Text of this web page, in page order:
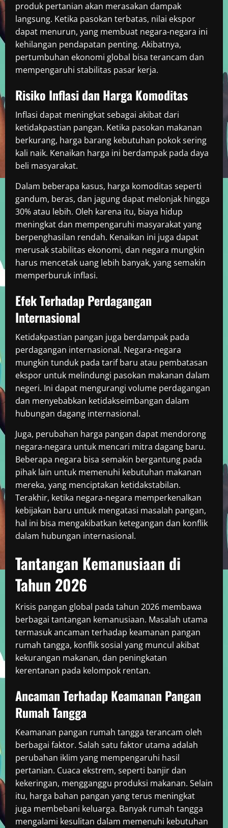
produk pertanian akan merasakan dampak
langsung. Ketika pasokan terbatas, nilai ekspor
dapat menurun, yang membuat negara-negara ini
kehilangan pendapatan penting. Akibatnya,
pertumbuhan ekonomi global bisa terancam dan
mempengaruhi stabilitas pasar kerja.
Risiko Inflasi dan Harga Komoditas
Inflasi dapat meningkat sebagai akibat dari
ketidakpastian pangan. Ketika pasokan makanan
berkurang, harga barang kebutuhan pokok sering
kali naik. Kenaikan harga ini berdampak pada daya
beli masyarakat.
Dalam beberapa kasus, harga komoditas seperti
gandum, beras, dan jagung dapat melonjak hingga
30% atau lebih. Oleh karena itu, biaya hidup
meningkat dan mempengaruhi masyarakat yang
berpenghasilan rendah. Kenaikan ini juga dapat
merusak stabilitas ekonomi, dan negara mungkin
harus mencetak uang lebih banyak, yang semakin
memperburuk inflasi.
Efek Terhadap Perdagangan
Internasional
Ketidakpastian pangan juga berdampak pada
perdagangan internasional. Negara-negara
mungkin tunduk pada tarif baru atau pembatasan
ekspor untuk melindungi pasokan makanan dalam
negeri. Ini dapat mengurangi volume perdagangan
dan menyebabkan ketidakseimbangan dalam
hubungan dagang internasional.
Juga, perubahan harga pangan dapat mendorong
negara-negara untuk mencari mitra dagang baru.
Beberapa negara bisa semakin bergantung pada
pihak lain untuk memenuhi kebutuhan makanan
mereka, yang menciptakan ketidakstabilan.
Terakhir, ketika negara-negara memperkenalkan
kebijakan baru untuk mengatasi masalah pangan,
hal ini bisa mengakibatkan ketegangan dan konflik
dalam hubungan internasional.
Tantangan Kemanusiaan di
Tahun 2026
Krisis pangan global pada tahun 2026 membawa
berbagai tantangan kemanusiaan. Masalah utama
termasuk ancaman terhadap keamanan pangan
rumah tangga, konflik sosial yang muncul akibat
kekurangan makanan, dan peningkatan
kerentanan pada kelompok rentan.
Ancaman Terhadap Keamanan Pangan
Rumah Tangga
Keamanan pangan rumah tangga terancam oleh
berbagai faktor. Salah satu faktor utama adalah
perubahan iklim yang mempengaruhi hasil
pertanian. Cuaca ekstrem, seperti banjir dan
kekeringan, mengganggu produksi makanan. Selain
itu, harga bahan pangan yang terus meningkat
juga membebani keluarga. Banyak rumah tangga
mengalami kesulitan dalam memenuhi kebutuhan